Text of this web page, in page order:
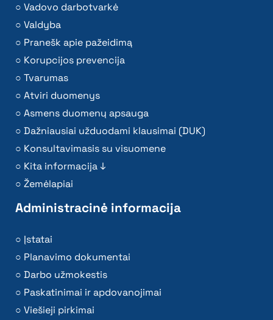
Vadovo darbotvarkė
Valdyba
Pranešk apie pažeidimą
Korupcijos prevencija
Tvarumas
Atviri duomenys
Asmens duomenų apsauga
Dažniausiai užduodami klausimai (DUK)
Konsultavimasis su visuomene
Kita informacija ↓
Žemėlapiai
Administracinė informacija
Įstatai
Planavimo dokumentai
Darbo užmokestis
Paskatinimai ir apdovanojimai
Viešieji pirkimai